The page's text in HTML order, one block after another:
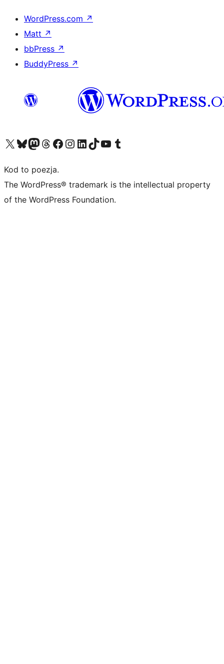
WordPress.com ↗
Matt ↗
bbPress ↗
BuddyPress ↗
Odwiedź nasze konto X (dawniej Twitter)
Odwiedź nasze konto Bluesky
Odwiedź nasze konto na Mastodoncie
Odwiedź naszego Threadsa
Odwiedź naszego Facebooka
Odwiedź nasze konto na Instagramie
Odwiedź nasze konto na LinkedIn
Odwiedź naszego TikToka
Odwiedź nasz kanał YouTube
Odwiedź naszego Tumblra
Kod to poezja.
The WordPress® trademark is the intellectual property
of the WordPress Foundation.